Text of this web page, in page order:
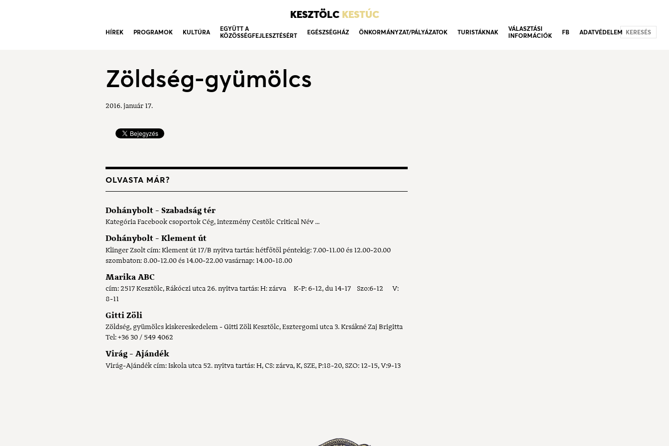
KESZTÖLC KESTÚC
HÍREK PROGRAMOK KULTÚRA
EGYÜTT A
KÖZÖSSÉGFEJLESZTÉSÉRT
EGÉSZSÉGHÁZ ÖNKORMÁNYZAT/PÁLYÁZATOK TURISTÁKNAK
VÁLASZTÁSI
INFORMÁCIÓK
FB ADATVÉDELEM KERESÉS
Zöldség-gyümölcs
2016. január 17.
OLVASTA MÁR?
Dohánybolt - Szabadság tér
Kategória Facebook csoportok Cég, intezmény Cestölc Critical Név ...
Dohánybolt - Klement út
Klinger Zsolt cím: Klement út 17/B nyitva tartás: hétfőtől péntekig: 7.00-11.00 és 12.00-20.00
szombaton: 8.00-12.00 és 14.00-22.00 vasárnap: 14.00-18.00
Marika ABC
cím: 2517 Kesztölc, Rákóczi utca 26. nyitva tartás: H: zárva K-P: 6-12, du 14-17 Szo:6-12 V:
8-11
Gitti Zöli
Zöldség, gyümölcs kiskereskedelem - Gitti Zöli Kesztölc, Esztergomi utca 3. Krsákné Zaj Brigitta
Tel: +36 30 / 549 4062
Virág - Ajándék
Virág-Ajándék cím: Iskola utca 52. nyitva tartás: H, CS: zárva, K, SZE, P:18-20, SZO: 12-15, V:9-13